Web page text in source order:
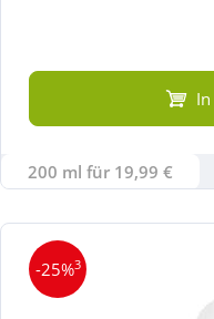
200 ml für 19,99 €
-25%3